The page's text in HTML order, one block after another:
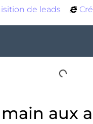
de leads
aux